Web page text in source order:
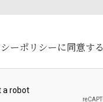
ーポリシーに同意する